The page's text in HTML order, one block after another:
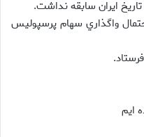
واگذاري سهام پرسپوليس
ايم